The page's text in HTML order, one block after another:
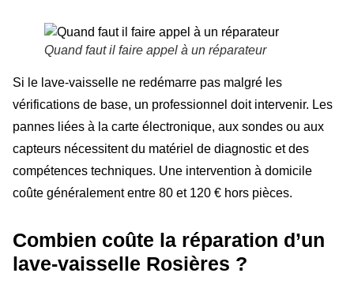
Quand faut il faire appel à un réparateur
Si le lave-vaisselle ne redémarre pas malgré les
vérifications de base, un professionnel doit intervenir. Les
pannes liées à la carte électronique, aux sondes ou aux
capteurs nécessitent du matériel de diagnostic et des
compétences techniques. Une intervention à domicile
coûte généralement entre 80 et 120 € hors pièces.
Combien coûte la réparation d’un
lave-vaisselle Rosières ?